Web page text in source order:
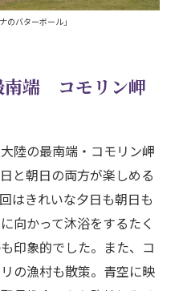
のバターボール」
南端 コモリン岬
陸の最南端・コモリン岬
と朝日の両方が楽しめる
はきれいな夕日も朝日も
向かって沐浴をするたく
印象的でした。また、コ
の漁村も散策。青空に映